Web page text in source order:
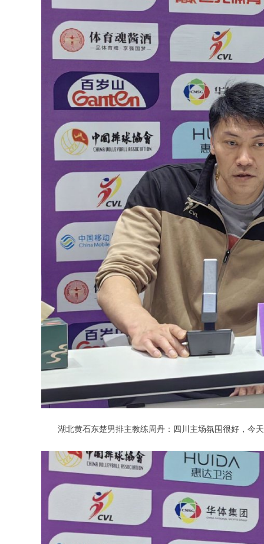
湖北黄石东楚男排主教练周丹：四川主场氛围很好，今天